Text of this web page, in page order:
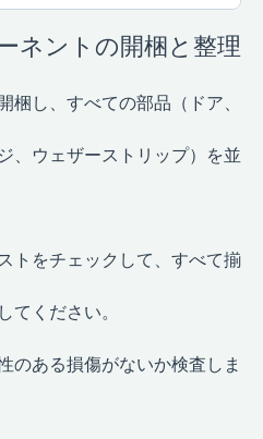
ネントの開梱と整理
梱し、すべての部品（ドア、
、ウェザーストリップ）を並
トをチェックして、すべて揃
てください。
のある損傷がないか検査しま